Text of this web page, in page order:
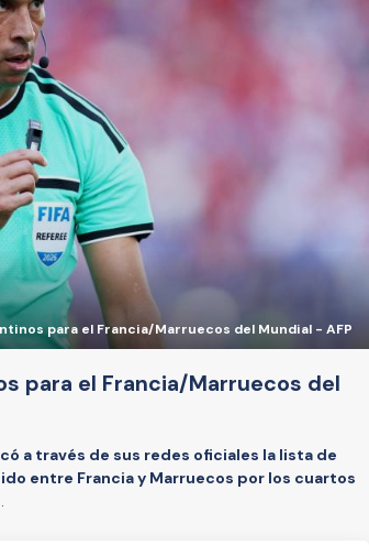
para el Francia/Marruecos del Mundial - AFP
para el Francia/Marruecos del
a través de sus redes oficiales la lista de
entre Francia y Marruecos por los cuartos